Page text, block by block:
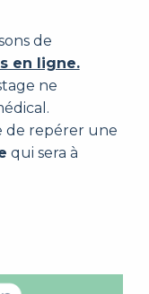
de
en ligne.
ne
de repérer une
qui sera à